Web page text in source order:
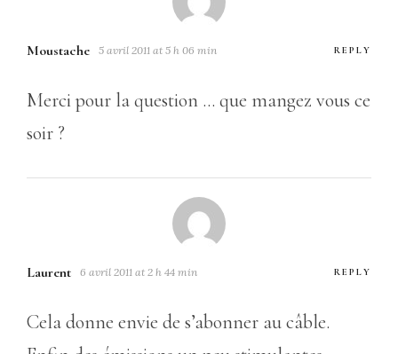
Moustache 5 avril 2011 at 5 h 06 min REPLY
Merci pour la question … que mangez vous ce
soir ?
Laurent 6 avril 2011 at 2 h 44 min REPLY
Cela donne envie de s’abonner au câble.